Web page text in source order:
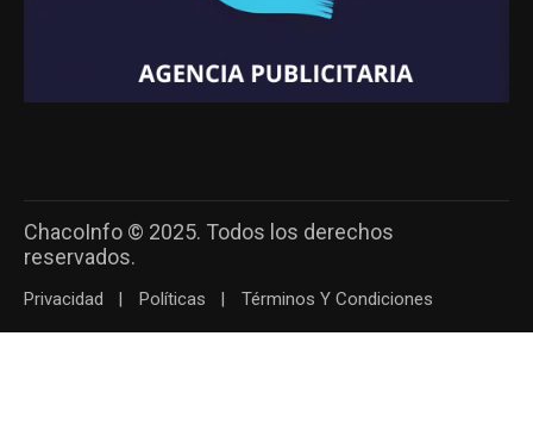
ChacoInfo © 2025. Todos los derechos
reservados.
Privacidad Políticas Términos Y Condiciones